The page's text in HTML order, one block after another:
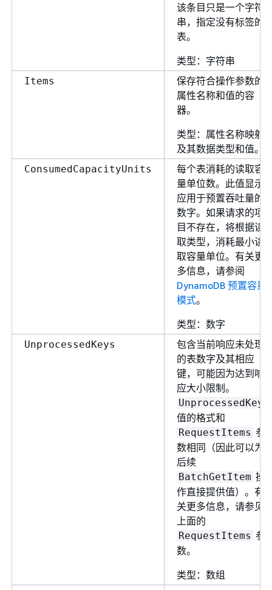
该条目只是一个字符
串，指定没有标签的
表。
类型：字符串
Items
保存符合操作参数的
属性名称和值的容
器。
类型：属性名称映射
及其数据类型和值。
ConsumedCapacityUnits
每个表消耗的读取容
量单位数。此值显示
应用于预置吞吐量的
数字。如果请求的项
目不存在，将根据读
取类型，消耗最小读
取容量单位。有关更
多信息，请参阅
DynamoDB 预置容量
模式。
类型：数字
UnprocessedKeys
包含当前响应未处理
的表数字及其相应
键，可能因为达到响
应大小限制。
UnprocessedKeys
值的格式和
RequestItems 参
数相同（因此可以为
后续
BatchGetItem 操
作直接提供值）。有
关更多信息，请参见
上面的
RequestItems 参
数。
类型：数组